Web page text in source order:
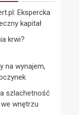
Ekspercka
kapitał
krwi?
na wynajem,
szlachetność
wnętrzu